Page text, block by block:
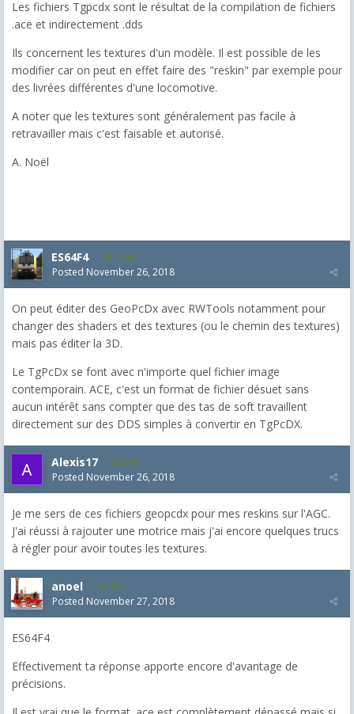
Les fichiers Tgpcdx sont le résultat de la compilation de fichiers
.ace et indirectement .dds
Ils concernent les textures d'un modèle. Il est possible de les
modifier car on peut en effet faire des "reskin" par exemple pour
des livrées différentes d'une locomotive.
A noter que les textures sont généralement pas facile à
retravailler mais c'est faisable et autorisé.
A. Noël
ES64F4 2,046
Posted November 26, 2018
On peut éditer des GeoPcDx avec RWTools notamment pour
changer des shaders et des textures (ou le chemin des textures)
mais pas éditer la 3D.
Le TgPcDx se font avec n'importe quel fichier image
contemporain. ACE, c'est un format de fichier désuet sans
aucun intérêt sans compter que des tas de soft travaillent
directement sur des DDS simples à convertir en TgPcDX.
Alexis17 598
Posted November 26, 2018
Je me sers de ces fichiers geopcdx pour mes reskins sur l'AGC.
J'ai réussi à rajouter une motrice mais j'ai encore quelques trucs
à régler pour avoir toutes les textures.
anoel 407
Posted November 27, 2018
ES64F4
Effectivement ta réponse apporte encore d'avantage de
précisions.